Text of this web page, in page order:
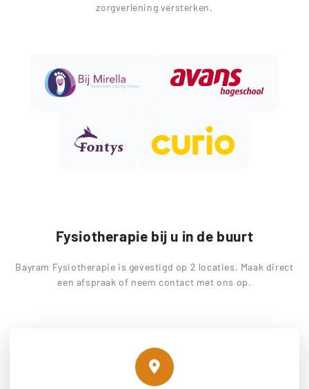
zorgverlening versterken.
Fysiotherapie bij u in de buurt
Bayram Fysiotherapie is gevestigd op 2 locaties. Maak direct
een afspraak of neem contact met ons op.